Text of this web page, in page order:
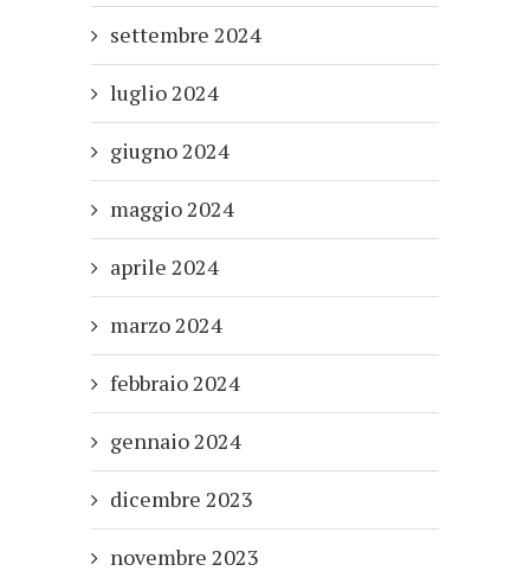
settembre 2024
luglio 2024
giugno 2024
maggio 2024
aprile 2024
marzo 2024
febbraio 2024
gennaio 2024
dicembre 2023
novembre 2023